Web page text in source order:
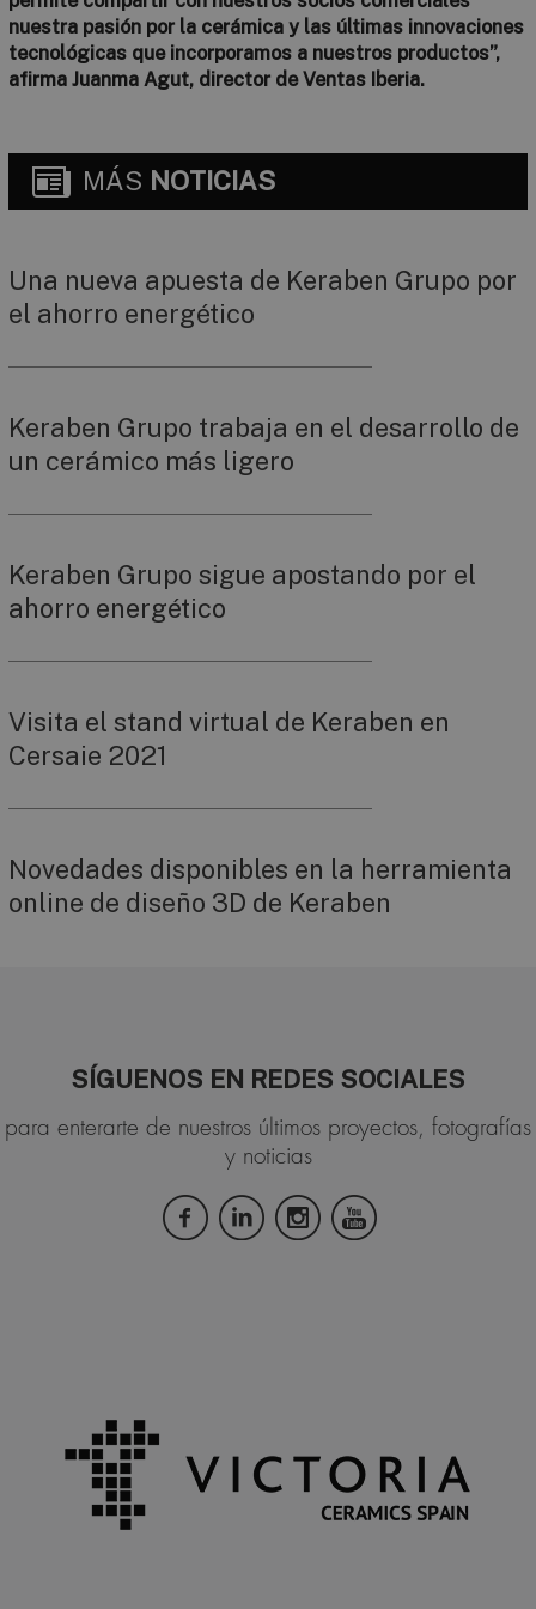
nuestra pasión por la cerámica y las últimas innovaciones
tecnológicas que incorporamos a nuestros productos”,
afirma Juanma Agut, director de Ventas Iberia.
MÁS NOTICIAS
Una nueva apuesta de Keraben Grupo por
el ahorro energético
Keraben Grupo trabaja en el desarrollo de
un cerámico más ligero
Keraben Grupo sigue apostando por el
ahorro energético
Visita el stand virtual de Keraben en
Cersaie 2021
Novedades disponibles en la herramienta
online de diseño 3D de Keraben
SÍGUENOS EN REDES SOCIALES
para enterarte de nuestros últimos proyectos, fotografías
y noticias